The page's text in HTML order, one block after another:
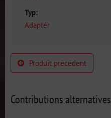
Typ:
Adaptér
Produit précédent
Contributions alternatives